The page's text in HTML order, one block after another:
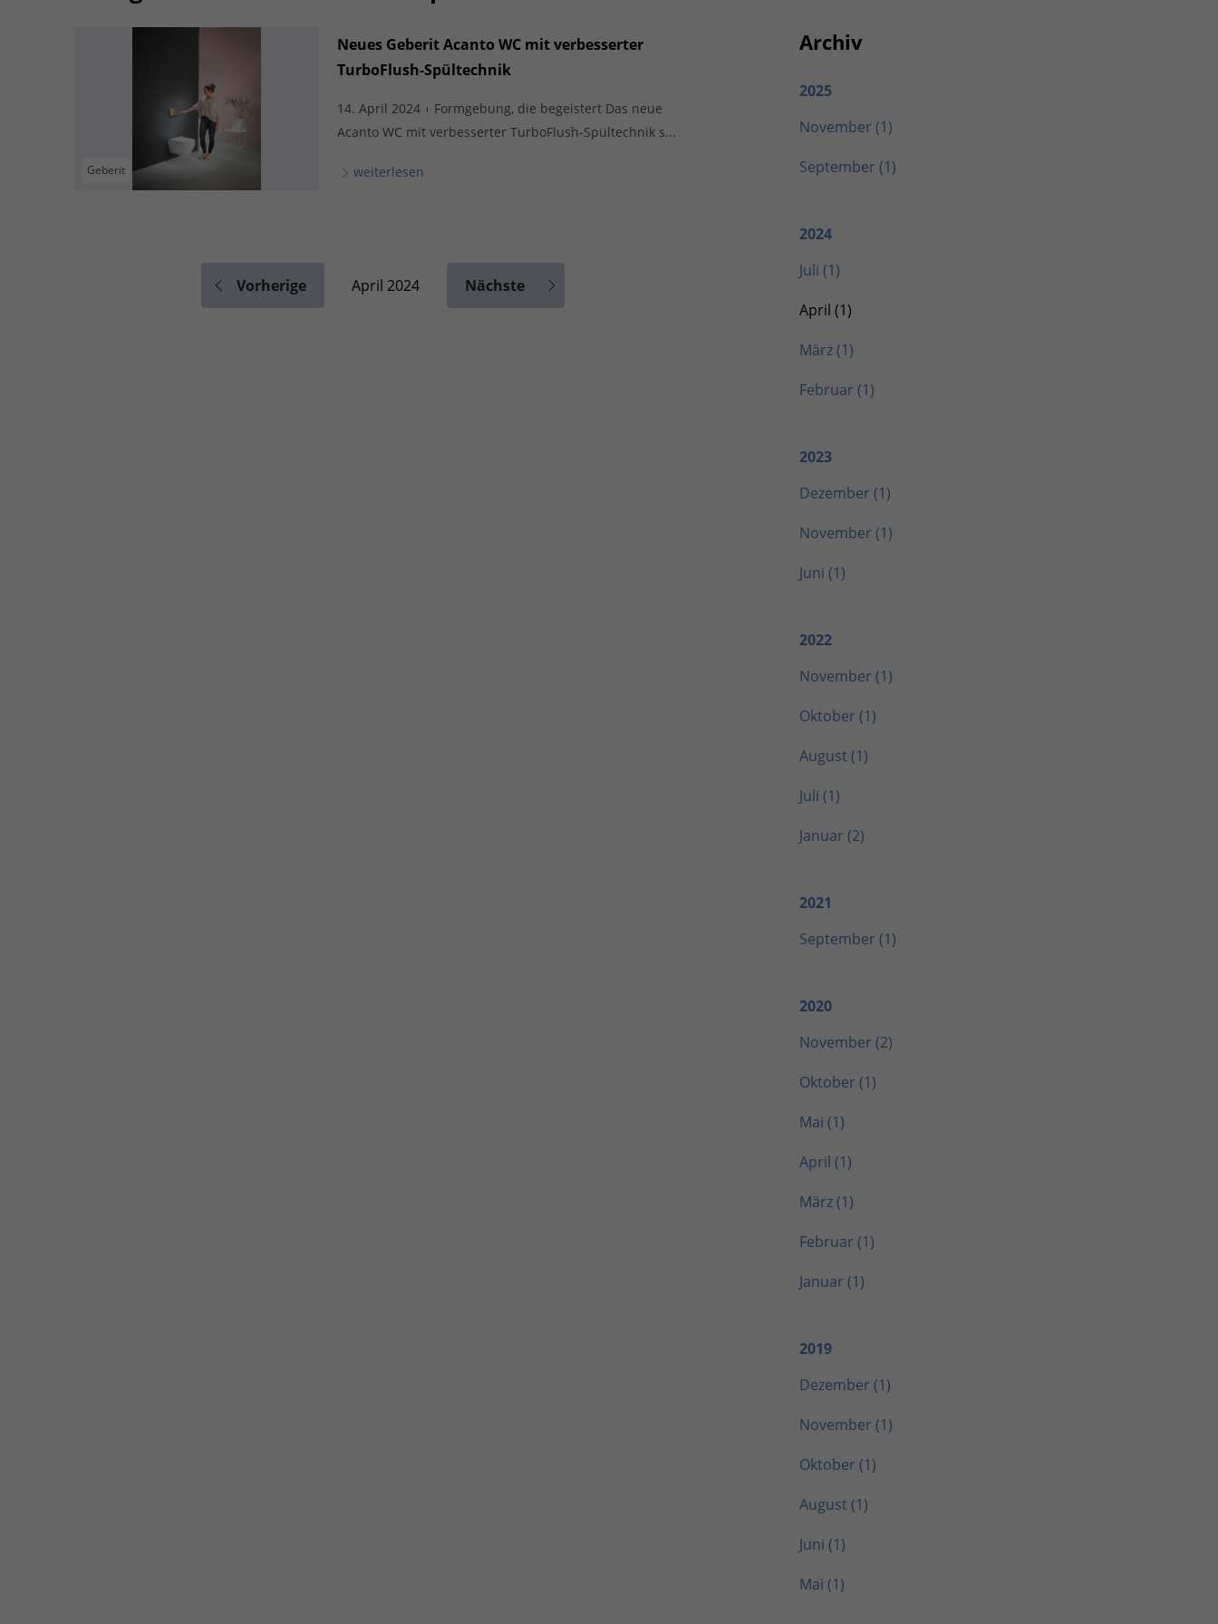
Geberit
Neues Geberit Acanto WC mit verbesserter
TurboFlush-Spültechnik
14. April 2024
Formgebung, die begeistert Das neue
Acanto WC mit verbesserter TurboFlush-Spültechnik s...
weiterlesen
Vorherige April 2024 Nächste
Archiv
2025
November (1)
September (1)
2024
Juli (1)
April (1)
März (1)
Februar (1)
2023
Dezember (1)
November (1)
Juni (1)
2022
November (1)
Oktober (1)
August (1)
Juli (1)
Januar (2)
2021
September (1)
2020
November (2)
Oktober (1)
Mai (1)
April (1)
März (1)
Februar (1)
Januar (1)
2019
Dezember (1)
November (1)
Oktober (1)
August (1)
Juni (1)
Mai (1)